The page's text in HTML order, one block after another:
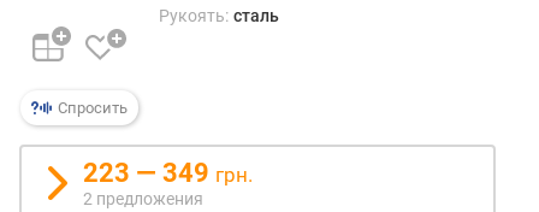
е
с
в
о
л
Спросить
Рукоять: сталь
223 — 349 грн.
2 предложения